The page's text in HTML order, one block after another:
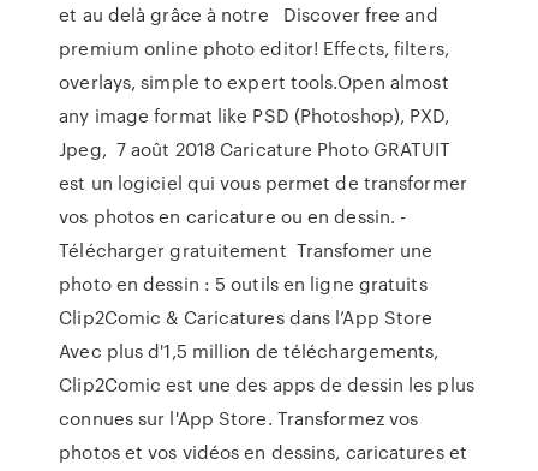
et au delà grâce à notre Discover free and
premium online photo editor! Effects, filters,
overlays, simple to expert tools.Open almost
any image format like PSD (Photoshop), PXD,
Jpeg, 7 août 2018 Caricature Photo GRATUIT
est un logiciel qui vous permet de transformer
vos photos en caricature ou en dessin. -
Télécharger gratuitement Transfomer une
photo en dessin : 5 outils en ligne gratuits
‎Clip2Comic & Caricatures dans l’App Store
‎Avec plus d'1,5 million de téléchargements,
Clip2Comic est une des apps de dessin les plus
connues sur l'App Store. Transformez vos
photos et vos vidéos en dessins, caricatures et